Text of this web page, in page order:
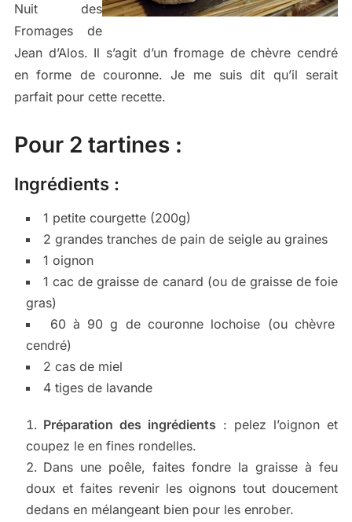
Nuit des
Fromages de
Jean d’Alos. Il s’agit d’un fromage de chèvre cendré
en forme de couronne. Je me suis dit qu’il serait
parfait pour cette recette.
Pour 2 tartines :
Ingrédients :
1 petite courgette (200g)
2 grandes tranches de pain de seigle au graines
1 oignon
1 cac de graisse de canard (ou de graisse de foie
gras)
60 à 90 g de couronne lochoise (ou chèvre
cendré)
2 cas de miel
4 tiges de lavande
Préparation des ingrédients : pelez l’oignon et
coupez le en fines rondelles.
Dans une poêle, faites fondre la graisse à feu
doux et faites revenir les oignons tout doucement
dedans en mélangeant bien pour les enrober.